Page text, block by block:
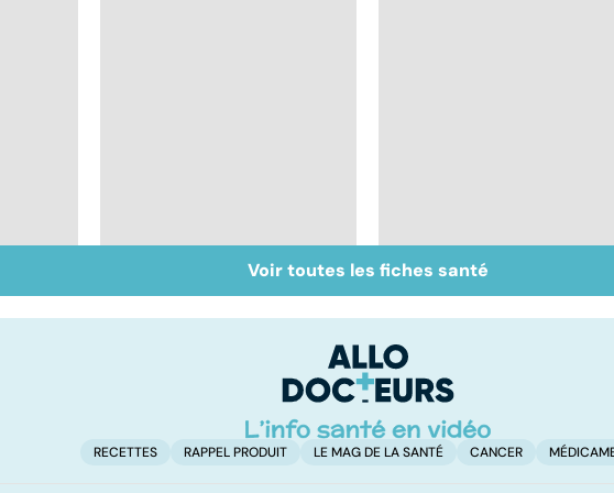
!
Don de gamètes : le
pour et le contre
Médecine de
proximité : quel
Voir toutes les fiches santé
RECETTES RAPPEL PRODUIT LE MAG DE LA SANTÉ CANCER